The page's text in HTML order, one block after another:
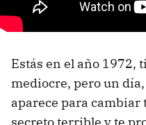
Estás en el año 1972,
mediocre, pero un
aparece para cambiar